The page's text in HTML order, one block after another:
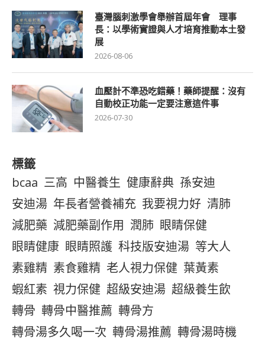
臺灣腦刺激學會舉辦首屆年會 理事
長：以學術實證與人才培育推動本土發
展
2026-08-06
血壓計不準恐吃錯藥！藥師提醒：沒有
自動校正功能一定要注意這件事
2026-07-30
標籤
bcaa 三高 中醫養生 健康辭典 孫安迪
安迪湯 年長者營養補充 我要視力好 清肺
減肥藥 減肥藥副作用 潤肺 眼睛保健
眼睛健康 眼睛照護 科技版安迪湯 等大人
素雞精 素食雞精 老人視力保健 葉黃素
蝦紅素 視力保健 超級安迪湯 超級養生飲
轉骨 轉骨中醫推薦 轉骨方
轉骨湯多久喝一次 轉骨湯推薦 轉骨湯時機